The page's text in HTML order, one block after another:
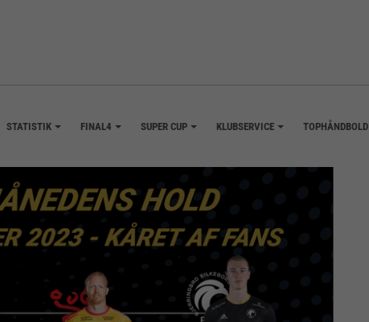
STATISTIK FINAL4 SUPER CUP KLUBSERVICE TOPHÅNDBOLD